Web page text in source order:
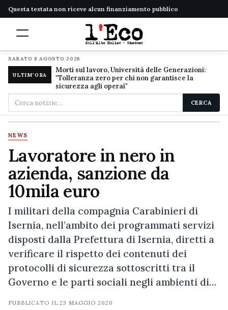
Questa testata non riceve alcun finanziamento pubblico
SABATO 8 AGOSTO 2026
ULTIM'ORA
Morti sul lavoro, Università delle Generazioni:
"Tolleranza zero per chi non garantisce la
sicurezza agli operai"
Cerca
nel
sito
CERCA
NEWS
Lavoratore in nero in
azienda, sanzione da
10mila euro
I militari della compagnia Carabinieri di
Isernia, nell’ambito dei programmati servizi
disposti dalla Prefettura di Isernia, diretti a
verificare il rispetto dei contenuti dei
protocolli di sicurezza sottoscritti tra il
Governo e le parti sociali negli ambienti di…
PUBBLICATO IL23 MAGGIO 2020